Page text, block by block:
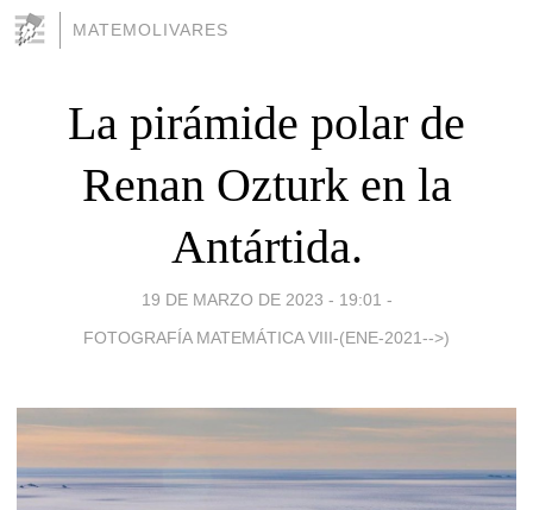
MATEMOLIVARES
La pirámide polar de
Renan Ozturk en la
Antártida.
19 DE MARZO DE 2023 - 19:01 -
FOTOGRAFÍA MATEMÁTICA VIII-(ENE-2021-->)